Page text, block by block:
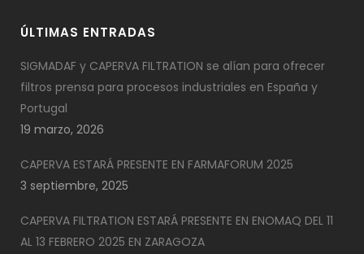
ÚLTIMAS ENTRADAS
SIGMADAF y CAPERVA FILTRATION se alían para ofrecer
filtros prensa para procesos industriales en España y
Portugal
19 marzo, 2026
CAPERVA ESTARÁ PRESENTE EN FARMAFORUM 2025
3 septiembre, 2025
CAPERVA FILTRATION ESTARÁ PRESENTE EN ENOMAQ DEL 11
AL 13 FEBRERO 2025 EN ZARAGOZA